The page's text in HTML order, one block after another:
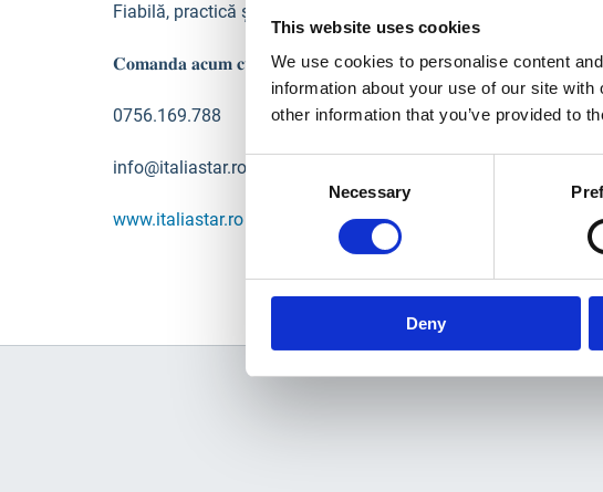
This website uses cookies
We use cookies to personalise content
information about your use of our site
other information that you’ve provided to
Consent
Necessary
Deny
Fiabilă, practică și ușor de montat – TEKCNOPLAST este
𝐂𝐨𝐦𝐚𝐧𝐝𝐚 𝐚𝐜𝐮𝐦 𝐜𝐮 𝐥𝐢𝐯𝐫𝐚𝐫𝐞 𝐫𝐚𝐩𝐢𝐝𝐚 𝐝𝐢𝐧 𝐬𝐭𝐨𝐜:https://italiastar.ro/
0756.169.788
info@italiastar.ro
www.italiastar.ro